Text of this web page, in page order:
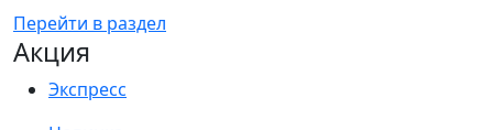
Перейти в раздел
Акция
Экспресс